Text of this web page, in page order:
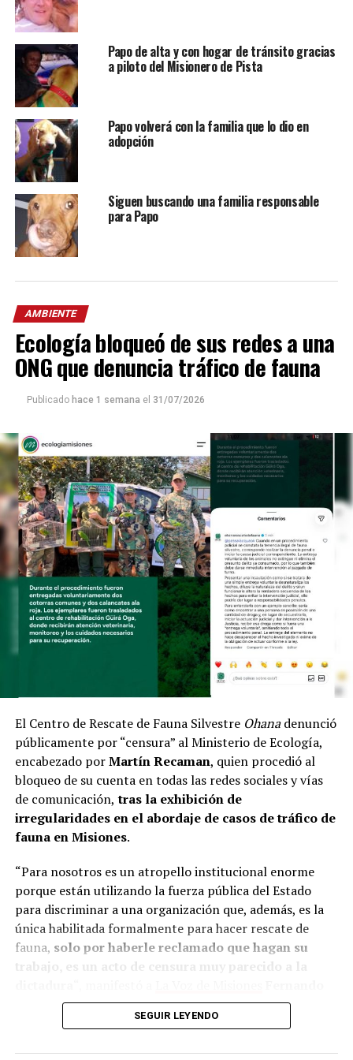
Papo de alta y con hogar de tránsito gracias
a piloto del Misionero de Pista
Papo volverá con la familia que lo dio en
adopción
Siguen buscando una familia responsable
para Papo
AMBIENTE
Ecología bloqueó de sus redes a una
ONG que denuncia tráfico de fauna
Publicado hace 1 semana el 31/07/2026
El Centro de Rescate de Fauna SilvestreOhanadenunció
públicamente por “censura” al Ministerio de Ecología,
encabezado porMartín Recaman, quien procedió al
bloqueo de su cuenta en todas las redes sociales y vías
de comunicación, tras la exhibición de
irregularidades en el abordaje de casos de tráfico de
fauna en Misiones.
“Para nosotros es un atropello institucional enorme
porque están utilizando la fuerza pública del Estado
para discriminar a una organización que, además, es la
única habilitada formalmente para hacer rescate de
fauna, solo por haberle reclamado que hagan su
trabajo, es un acto de censura muy parecido a la
director del Centro de Conservación y Rescate
de Fauna Silvestre Ohana.SEGUIR LEYENDO